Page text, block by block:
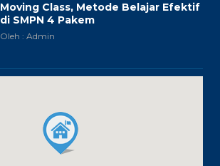
Moving Class, Metode Belajar Efektif
di SMPN 4 Pakem
Oleh : Admin